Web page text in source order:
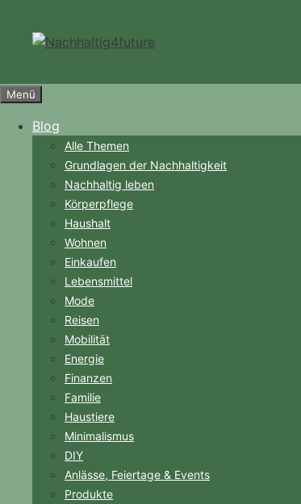
springen
Menü
Blog
Alle Themen
Grundlagen der Nachhaltigkeit
Nachhaltig leben
Körperpflege
Haushalt
Wohnen
Einkaufen
Lebensmittel
Mode
Reisen
Mobilität
Energie
Finanzen
Familie
Haustiere
Minimalismus
DIY
Anlässe, Feiertage & Events
Produkte